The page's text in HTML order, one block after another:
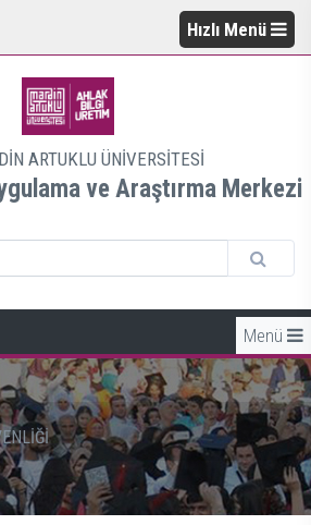
Hızlı Menü
ARTUKLU ÜNİVERSİTESİ
ve Araştırma Merkezi
Menü